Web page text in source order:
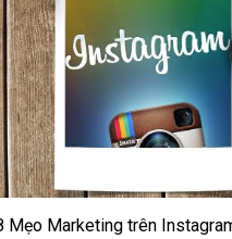
cho quán cà phê hiệu